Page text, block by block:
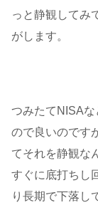
っと静観してみ
がします。
つみたてNISAな
ので良いのです
てそれを静観な
すぐに底打ちし
り長期で下落し